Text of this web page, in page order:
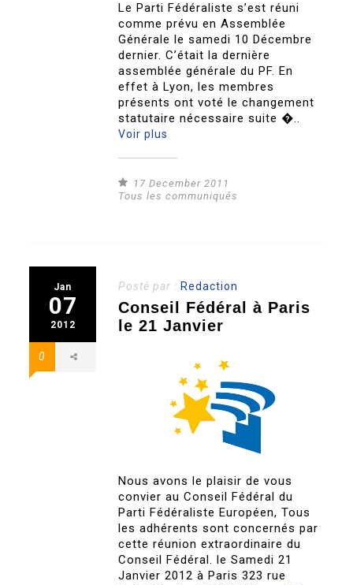
Le Parti Fédéraliste s’est réuni
comme prévu en Assemblée
Générale le samedi 10 Décembre
dernier. C’était la dernière
assemblée générale du PF. En
effet à Lyon, les membres
présents ont voté le changement
statutaire nécessaire suite �..
Voir plus
17 December 2011
Tous les communiqués
Jan
07
2012
0
Posté par : Redaction
Conseil Fédéral à Paris
le 21 Janvier
Nous avons le plaisir de vous
convier au Conseil Fédéral du
Parti Fédéraliste Européen, Tous
les adhérents sont concernés par
cette réunion extraordinaire du
Conseil Fédéral. le Samedi 21
Janvier 2012 à Paris 323 rue